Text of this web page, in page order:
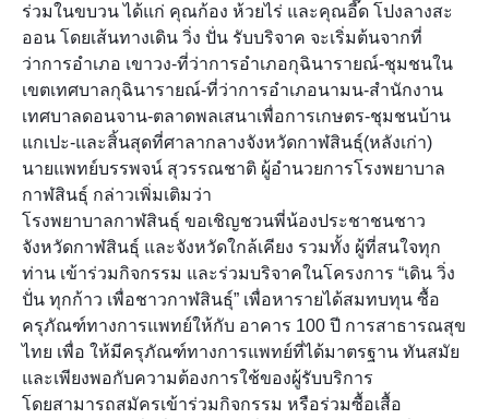
ร่วมในขบวน ได้แก่ คุณก้อง ห้วยไร่ และคุณอี๊ด โปงลางสะ
ออน โดยเส้นทางเดิน วิ่ง ปั่น รับบริจาค จะเริ่มต้นจากที่
ว่าการอำเภอ เขาวง-ที่ว่าการอำเภอกุฉินารายณ์-ชุมชนใน
เขตเทศบาลกุฉินารายณ์-ที่ว่าการอำเภอนามน-สำนักงาน
เทศบาลดอนจาน-ตลาดพลเสนาเพื่อการเกษตร-ชุมชนบ้าน
แกเปะ-และสิ้นสุดที่ศาลากลางจังหวัดกาฬสินธุ์(หลังเก่า)
นายแพทย์บรรพจน์ สุวรรณชาติ ผู้อำนวยการโรงพยาบาล
กาฬสินธุ์ กล่าวเพิ่มเติมว่า
โรงพยาบาลกาฬสินธุ์ ขอเชิญชวนพี่น้องประชาชนชาว
จังหวัดกาฬสินธุ์ และจังหวัดใกล้เคียง รวมทั้ง ผู้ที่สนใจทุก
ท่าน เข้าร่วมกิจกรรม และร่วมบริจาคในโครงการ “เดิน วิ่ง
ปั่น ทุกก้าว เพื่อชาวกาฬสินธุ์” เพื่อหารายได้สมทบทุน ซื้อ
ครุภัณฑ์ทางการแพทย์ให้กับ อาคาร 100 ปี การสาธารณสุข
ไทย เพื่อ ให้มีครุภัณฑ์ทางการแพทย์ที่ได้มาตรฐาน ทันสมัย
และเพียงพอกับความต้องการใช้ของผู้รับบริการ
โดยสามารถสมัครเข้าร่วมกิจกรรม หรือร่วมซื้อเสื้อ